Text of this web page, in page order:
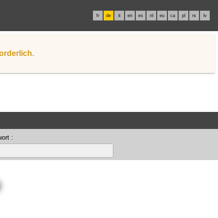
fr de it en es nl eu ca pl rs lv
: